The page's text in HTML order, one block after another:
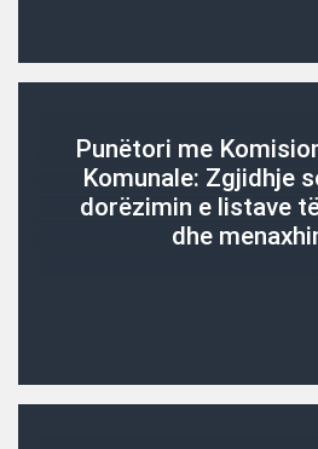
Punëtori me
Komunale: Zgjidhje
dorëzimin e listave
dhe